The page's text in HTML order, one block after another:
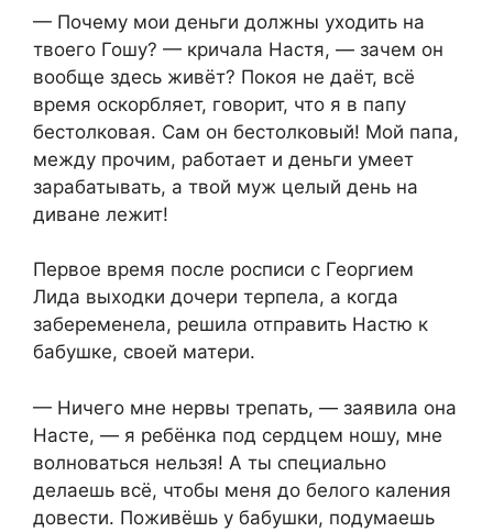
​— Почему мои деньги должны уходить на
твоего Гошу? — кричала Настя, — зачем он
вообще здесь живёт? Покоя не даёт, всё
время оскорбляет, говорит, что я в папу
бестолковая. Сам он бестолковый! Мой папа,
между прочим, работает и деньги умеет
зарабатывать, а твой муж целый день на
диване лежит!
Первое время после росписи с Георгием
Лида выходки дочери терпела, а когда
забеременела, решила отправить Настю к
бабушке, своей матери.​
​— Ничего мне нервы трепать, — заявила она
Насте, — я ребёнка под сердцем ношу, мне
волноваться нельзя! А ты специально
делаешь всё, чтобы меня до белого каления
довести. Поживёшь у бабушки, подумаешь